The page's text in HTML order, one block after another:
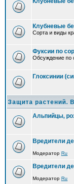
Клубневые
Сорта и виды
Фуксии по
Обсуждение по
Глоксинии
Защита растений.
Альпийцы,
Вредители
Модератор Ru
Вредители
Модератор Ru